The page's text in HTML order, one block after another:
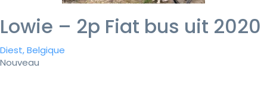
Lowie – 2p Fiat bus uit 2020
Diest, Belgique
Nouveau